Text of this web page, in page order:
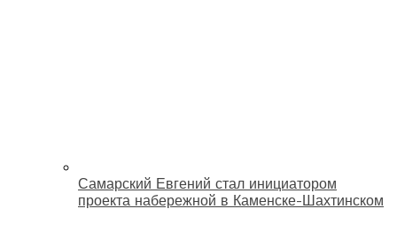
Самарский Евгений стал инициатором
проекта набережной в Каменске-Шахтинском